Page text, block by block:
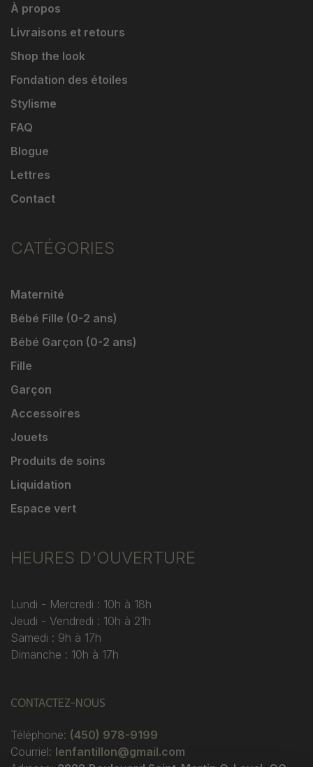
À propos
Livraisons et retours
Shop the look
Fondation des étoiles
Stylisme
FAQ
Blogue
Lettres
Contact
CATÉGORIES
Maternité
Bébé Fille (0-2 ans)
Bébé Garçon (0-2 ans)
Fille
Garçon
Accessoires
Jouets
Produits de soins
Liquidation
Espace vert
HEURES D'OUVERTURE
Lundi - Mercredi : 10h à 18h
Jeudi - Vendredi : 10h à 21h
Samedi : 9h à 17h
Dimanche : 10h à 17h
CONTACTEZ-NOUS
Téléphone: (450) 978-9199
Courriel: lenfantillon@gmail.com